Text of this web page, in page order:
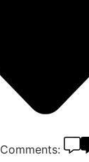
Comments: